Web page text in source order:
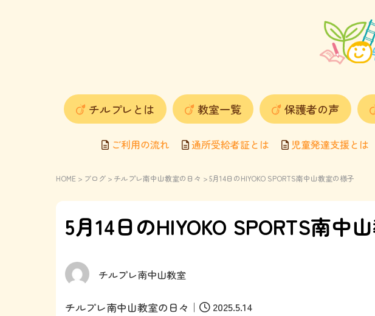
チルプレとは 教室一覧 保護者の声
ご利用の流れ 通所受給者証とは 児童発達支援とは
HOME > ブログ > チルプレ南中山教室の日々 > 5月14日のHIYOKO SPORTS南中山教室の様子
5月14日のHIYOKO SPORTS南中
チルプレ南中山教室
チルプレ南中山教室の日々 ｜ 2025.5.14